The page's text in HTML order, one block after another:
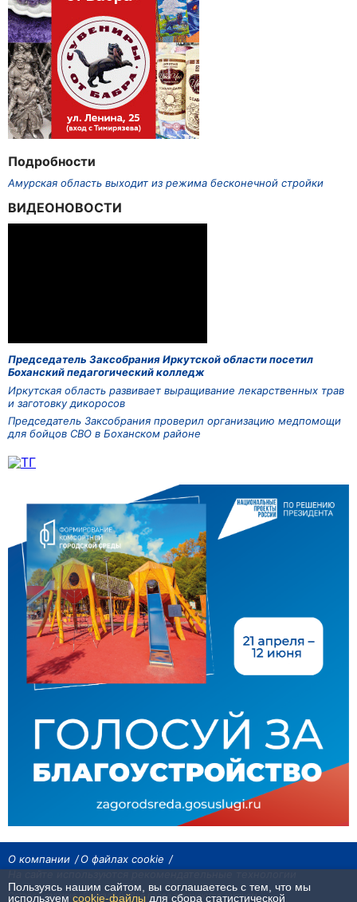
Подробности
Амурская область выходит из режима бесконечной стройки
ВИДЕОНОВОСТИ
Председатель Заксобрания Иркутской области посетил
Боханский педагогический колледж
Иркутская область развивает выращивание лекарственных трав
и заготовку дикоросов
Председатель Заксобрания проверил организацию медпомощи
для бойцов СВО в Боханском районе
О компании
О файлах cookie
Сетевое издание «Байкал24». Все права охраняются законом.
Пользуясь нашим сайтом, вы соглашаетесь с тем, что мы
используем cookie-файлы для сбора статистической